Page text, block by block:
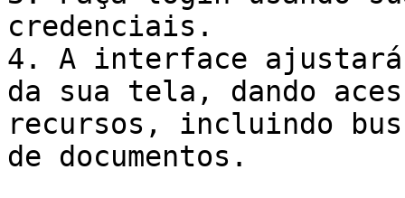
credenciais.
4. A interface ajustará
da sua tela, dando
recursos, incluindo
de documentos.